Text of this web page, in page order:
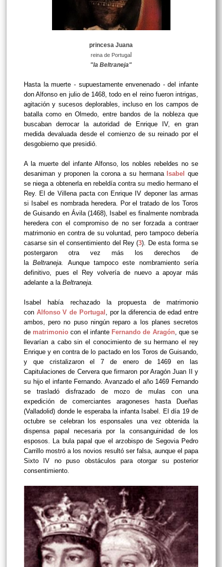
princesa Juana
reina de Portugal
"la Beltraneja"
Hasta la muerte - supuestamente envenenado - del infante
don Alfonso en julio de 1468, todo en el reino fueron intrigas,
agitación y sucesos deplorables, incluso en los campos de
batalla como en Olmedo, entre bandos de la nobleza que
buscaban derrocar la autoridad de Enrique IV, en gran
medida devaluada desde el comienzo de su reinado por el
desgobierno que presidió.
A la muerte del infante Alfonso, los nobles rebeldes no se
desaniman y proponen la corona a su hermana Isabel
que
se niega a obtenerla en rebeldía contra su medio hermano el
Rey. El de Villena pacta con Enrique IV deponer las armas
si Isabel es nombrada heredera. Por el tratado de los Toros
de Guisando en Ávila (1468), Isabel es finalmente nombrada
heredera con el compromiso de no ser forzada a contraer
matrimonio en contra de su voluntad, pero tampoco debería
casarse sin el consentimiento del Rey (3). De esta forma se
postergaron otra vez más los derechos de
laBeltraneja.
Aunque tampoco este nombramiento sería
definitivo, pues el Rey volvería de nuevo a apoyar más
adelante a la Beltraneja.
Isabel había rechazado la propuesta de matrimonio
con Alfonso V de Portugal , por la diferencia de edad entre
ambos, pero no puso ningún reparo a los planes secretos
de matrimonio con el infante Fernando de Aragón, que se
llevarían a cabo sin el conocimiento de su hermano el rey
Enrique y en contra de lo pactado en los Toros de Guisando,
y que cristalizaron el 7 de enero de 1469 en las
Capitulaciones de Cervera que firmaron por Aragón Juan II y
su hijo el infante Fernando. Avanzado el año 1469 Fernando
se trasladó disfrazado de mozo de mulas con una
expedición de comerciantes aragoneses hasta Dueñas
(Valladolid) donde le esperaba la infanta Isabel. El día 19 de
octubre se celebran los esponsales una vez obtenida la
dispensa papal necesaria por la consanguinidad de los
esposos. La bula papal que el arzobispo de Segovia Pedro
Carrillo mostró a los novios resultó ser falsa, aunque el papa
Sixto IV no puso obstáculos para otorgar su posterior
consentimiento.